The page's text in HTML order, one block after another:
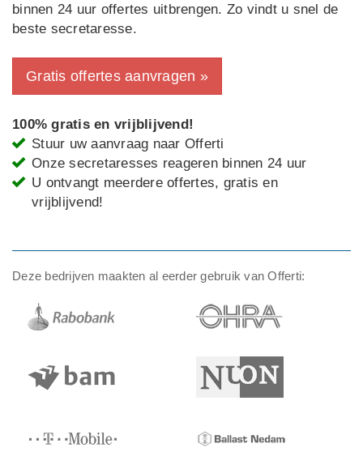
binnen 24 uur offertes uitbrengen. Zo vindt u snel de
beste secretaresse.
Gratis offertes aanvragen »
100% gratis en vrijblijvend!
Stuur uw aanvraag naar Offerti
Onze secretaresses reageren binnen 24 uur
U ontvangt meerdere offertes, gratis en
vrijblijvend!
Deze bedrijven maakten al eerder gebruik van Offerti: